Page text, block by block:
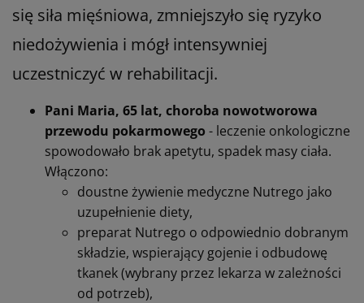
się siła mięśniowa, zmniejszyło się ryzyko
niedożywienia i mógł intensywniej
uczestniczyć w rehabilitacji.
Pani Maria, 65 lat, choroba nowotworowa
przewodu pokarmowego - leczenie onkologiczne
spowodowało brak apetytu, spadek masy ciała.
Włączono:
doustne żywienie medyczne Nutrego jako
uzupełnienie diety,
preparat Nutrego o odpowiednio dobranym
składzie, wspierający gojenie i odbudowę
tkanek (wybrany przez lekarza w zależności
od potrzeb),